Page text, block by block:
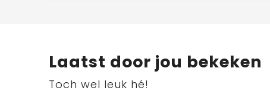
Laatst door jou bekeken
Toch wel leuk hé!